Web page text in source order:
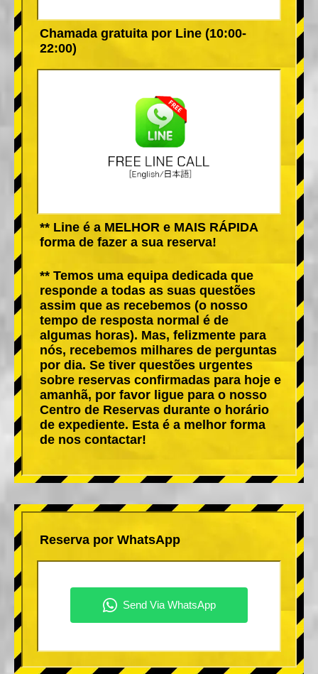
Chamada gratuita por Line (10:00-
22:00)
** Line é a MELHOR e MAIS RÁPIDA
forma de fazer a sua reserva!
** Temos uma equipa dedicada que
responde a todas as suas questões
assim que as recebemos (o nosso
tempo de resposta normal é de
algumas horas). Mas, felizmente para
nós, recebemos milhares de perguntas
por dia. Se tiver questões urgentes
sobre reservas confirmadas para hoje e
amanhã, por favor ligue para o nosso
Centro de Reservas durante o horário
de expediente. Esta é a melhor forma
de nos contactar!
Reserva por WhatsApp